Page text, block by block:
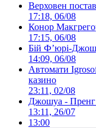
Верховен
17:18, 06/08
Конор
17:15, 06/08
Бій Ф’юрі-
14:09, 06/08
Автомати
казино
23:11, 02/08
Джошуа - Пренг
13:11, 26/07
13:00